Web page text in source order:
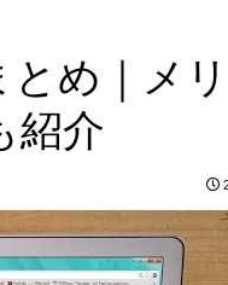
とめ｜メ
紹介